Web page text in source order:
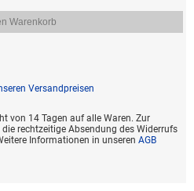
Warenkorb
Versandpreisen
von 14 Tagen auf alle Waren. Zur
rechtzeitige Absendung des Widerrufs
Informationen in unseren AGB